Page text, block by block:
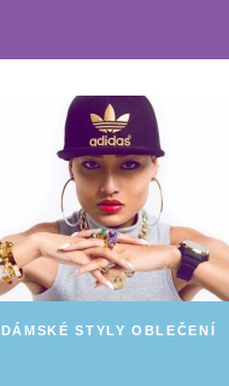
DÁMSKÉ STYLY OBLEČENÍ